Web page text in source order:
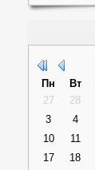
Пн
Вт
27
28
3
4
10
11
17
18